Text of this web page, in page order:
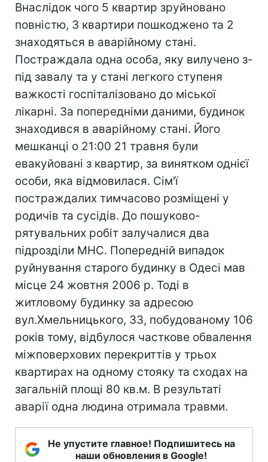
Внаслідок чого 5 квартир зруйновано
повністю, 3 квартири пошкоджено та 2
знаходяться в аварійному стані.
Постраждала одна особа, яку вилучено з-
під завалу та у стані легкого ступеня
важкості госпіталізовано до міської
лікарні. За попередніми даними, будинок
знаходився в аварійному стані. Його
мешканці о 21:00 21 травня були
евакуйовані з квартир, за винятком однієї
особи, яка відмовилася. Сім'ї
постраждалих тимчасово розміщені у
родичів та сусідів. До пошуково-
рятувальних робіт залучалися два
підрозділи МНС. Попередній випадок
руйнування старого будинку в Одесі мав
місце 24 жовтня 2006 р. Тоді в
житловому будинку за адресою
вул.Хмельницького, 33, побудованому 106
років тому, відбулося часткове обвалення
міжповерхових перекриттів у трьох
квартирах на одному стояку та сходах на
загальній площі 80 кв.м. В результаті
аварії одна людина отримала травми.
Не упустите главное! Подпишитесь на
наши обновления в Google!